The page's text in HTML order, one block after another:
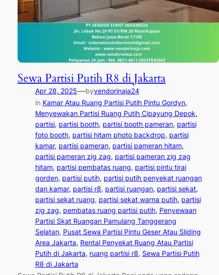
Sewa Partisi Putih R8 di Jakarta
Apr 28, 2025—byvendorinaja24
in Kamar Atau Ruang Partisi Putih Pintu Gordyn
Menyewakan Partisi Ruang Putih Cipayung Depok
partisi, partisi booth, partisi booth pameran, partisi
foto booth, partisi hitam photo backdrop, partisi
kamar, partisi pameran, partisi pameran hitam
partisi pameran zig zag, partisi pameran zig zag
hitam, partisi pembatas ruang, partisi pintu tirai
gorden, partisi putih, partisi putih penyekat ruangan
dan kamar, partisi r8, partisi ruangan, partisi sekat
partisi sekat ruang, partisi sekat warna putih, partisi
zig zag, pembatas ruang partisi putih, Penyewaan
Partisi Skat Ruangan Pamulang Tanggerang
Selatan, Pusat Sewa Partisi Pintu Geser Atau Sliding
Area Jakarta, Rental Penyekat Ruang Atau Partisi
Putih di Jakarta, ruang partisi r8, Sewa Partisi Putih
R8 di Jakarta